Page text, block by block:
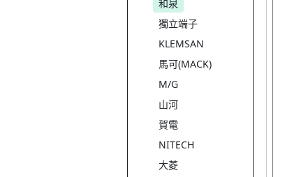
和泉
獨立端子
KLEMSAN
馬可(MACK)
M/G
山河
賀電
NITECH
大菱